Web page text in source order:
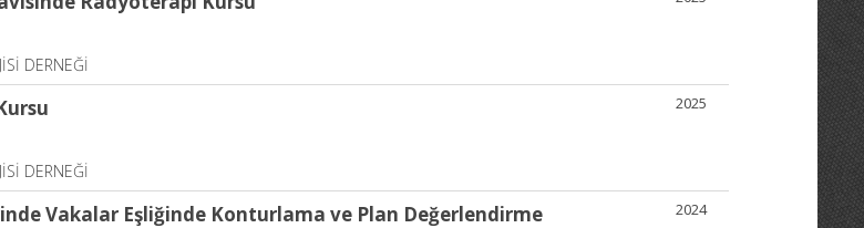
DERNEĞİ
2025
DERNEĞİ
2024
Vakalar Eşliğinde Konturlama ve Plan Değerlendirme